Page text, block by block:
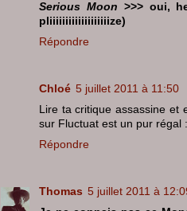
Serious Moon >>> oui,
pliiiiiiiiiiiiiiiiiiize)
Répondre
Chloé 5 juillet 2011 à 11:50
Lire ta critique assassine et
sur Fluctuat est un pur régal
Répondre
Thomas 5 juillet 2011 à